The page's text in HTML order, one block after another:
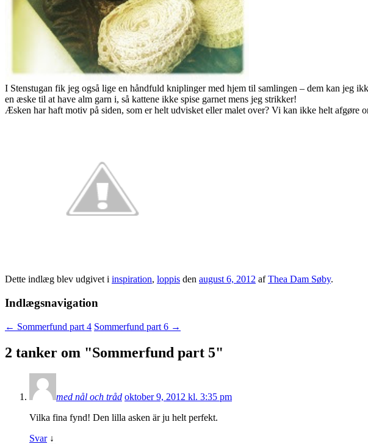
I Stenstugan fik jeg også lige en håndfuld kniplinger med hjem til samlingen – dem kan jeg
en æske til at have alm garn i, så kattene ikke spise garnet mens jeg strikker!
Æsken har haft motiv på siden, som er helt udvisket eller malet over? Vi kan ikke helt
Dette indlæg blev udgivet i inspiration, loppis den august 6, 2012 afThea Dam Søby.
Indlægsnavigation
← Sommerfund part 4 Sommerfund part 6 →
2 tanker om "Sommerfund part 5"
med nål och tråd oktober 9, 2012 kl. 3:35 pm
Vilka fina fynd! Den lilla asken är ju helt perfekt.
Svar ↓